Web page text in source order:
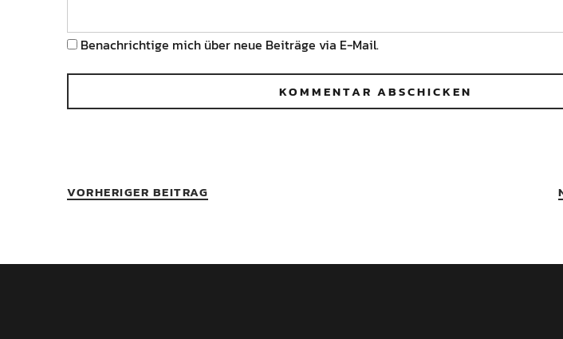
Benachrichtige mich über neue Beiträge via E-Mail.
VORHERIGER BEITRAG